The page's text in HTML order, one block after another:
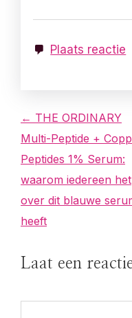
Plaats reactie
B
e
r
i
h
t
← THE ORDINARY
Multi-Peptide +
Peptides 1% Serum:
waarom iedereen het
over dit blauwe
heeft
Laat een